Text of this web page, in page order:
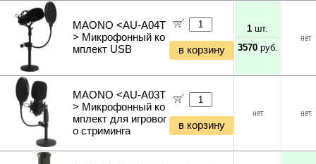
MAONO <AU-A04T
> Микрофонный ко
мплект USB
в корзину
1 шт.
3570руб.
нет
MAONO <AU-A03T
> Микрофонный ко
мплект для игровог
о стриминга
в корзину
нет нет